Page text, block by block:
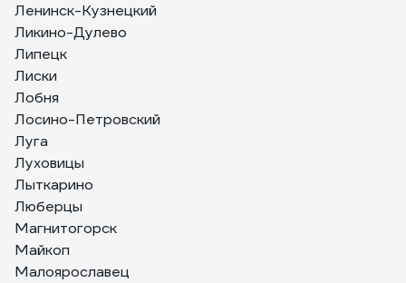
Ленинск-Кузнецкий
Ликино-Дулево
Липецк
Лиски
Лобня
Лосино-Петровский
Луга
Луховицы
Лыткарино
Люберцы
Магнитогорск
Майкоп
Малоярославец